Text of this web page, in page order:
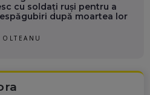
cu soldați ruși pentru a
după moartea lor